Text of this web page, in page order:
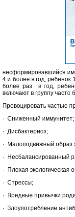
несформировавшийся
4 и более в год, ребенок
более раз в год,
включают в группу
Провоцировать частые
· Сниженный иммунитет;
· Дисбактериоз;
· Малоподвижный образ
· Несбалансированный
· Плохая экологическая
· Стрессы;
· Вредные привычки
· Злоупотребление